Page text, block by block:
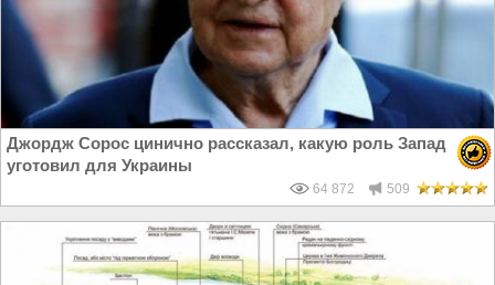
Джордж Сорос цинично рассказал, какую роль Запад
уготовил для Украины
64 872 509